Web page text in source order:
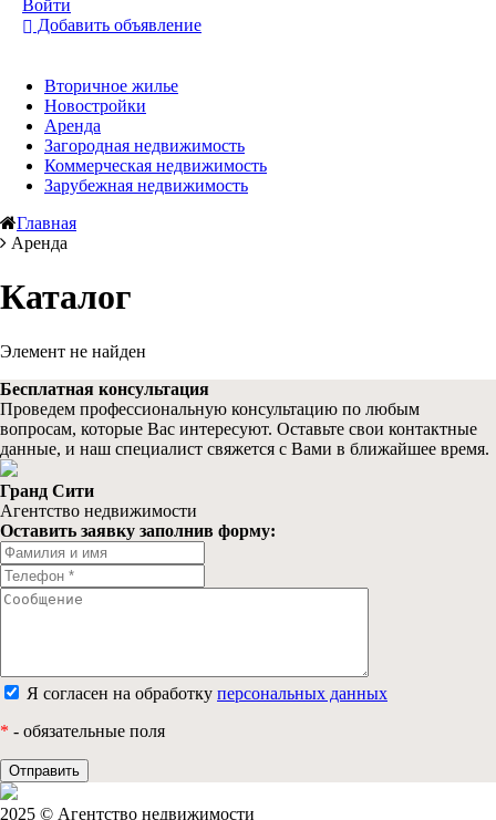
Войти
Добавить объявление
Вторичное жилье
Новостройки
Аренда
Загородная недвижимость
Коммерческая недвижимость
Зарубежная недвижимость
Главная
Аренда
Каталог
Элемент не найден
Бесплатная консультация
Проведем профессиональную консультацию по любым
вопросам, которые Вас интересуют. Оставьте свои контактные
данные, и наш специалист свяжется с Вами в ближайшее время.
Гранд Сити
Агентство недвижимости
Оставить заявку заполнив форму:
Я согласен на обработку персональных данных
* - обязательные поля
2025 © Агентство недвижимости